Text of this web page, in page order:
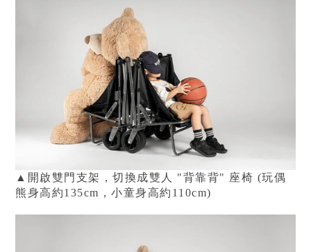
▲ 開啟雙門支架，切換成雙人 "背靠背" 座椅 (玩偶
熊身高約135cm，小童身高約110cm)